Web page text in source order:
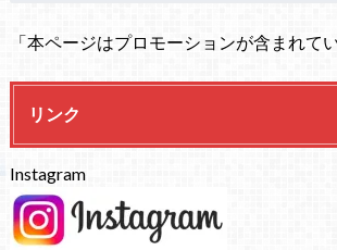
「本ページはプロモーションが含まれて
リンク
Instagram